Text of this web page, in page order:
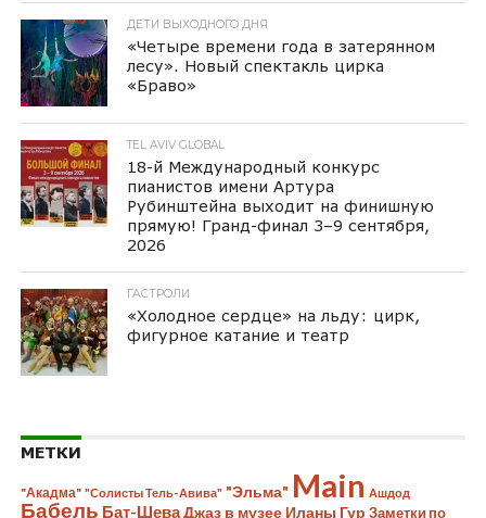
ДЕТИ ВЫХОДНОГО ДНЯ
«Четыре времени года в затерянном
лесу». Новый спектакль цирка
«Браво»
TEL AVIV GLOBAL
18-й Международный конкурс
пианистов имени Артура
Рубинштейна выходит на финишную
прямую! Гранд-финал 3–9 сентября,
2026
ГАСТРОЛИ
«Холодное сердце» на льду: цирк,
фигурное катание и театр
МЕТКИ
"Акадма" "Солисты Тель-Авива" "Эльма" Main Ашдод
Бабель Бат-ШеваДжаз в музее Иланы Гур Заметки по